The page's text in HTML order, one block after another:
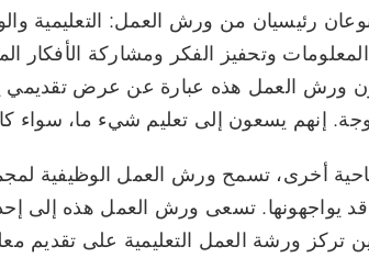
رئيسيان من ورش العمل: التعليمية
المعلومات وتحفيز الفكر ومشاركة
ورش العمل هذه عبارة عن عرض تقديمي
إنهم يسعون إلى تعليم شيء ما، سواء
أخرى، تسمح ورش العمل الوظيفية
قد يواجهونها. تسعى ورش العمل هذه إلى
تركز ورشة العمل التعليمية على تقديم